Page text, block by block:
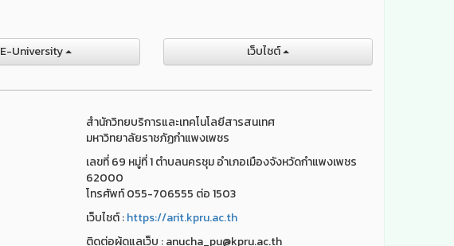
E-University เว็บไชต์
สำนักวิทยบริการและเทคโนโลยีสารสนเทศ
มหาวิทยาลัยราชภัฏกำแพงเพชร
เลขที่ 69 หมู่ที่ 1 ตำบลนครชุม อำเภอเมืองจังหวัดกำแพงเพชร
62000
โทรศัพท์ 055-706555 ต่อ 1503
เว็บไชต์ :https://arit.kpru.ac.th
ติดต่อผู้ดูแลเว็บ : anucha_pu@kpru.ac.th